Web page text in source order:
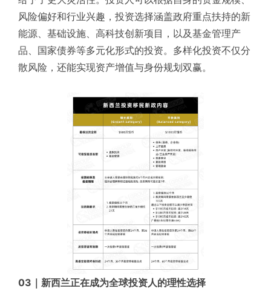
风险偏好和行业兴趣，投资选择涵盖政府重点扶持的新
能源、基础设施、高科技创新项目，以及基金管理产
品、国家债券等多元化形式的投资。多样化投资不仅分
散风险，还能实现资产增值与身份规划双赢。
03｜新西兰正在成为全球投资人的理性选择